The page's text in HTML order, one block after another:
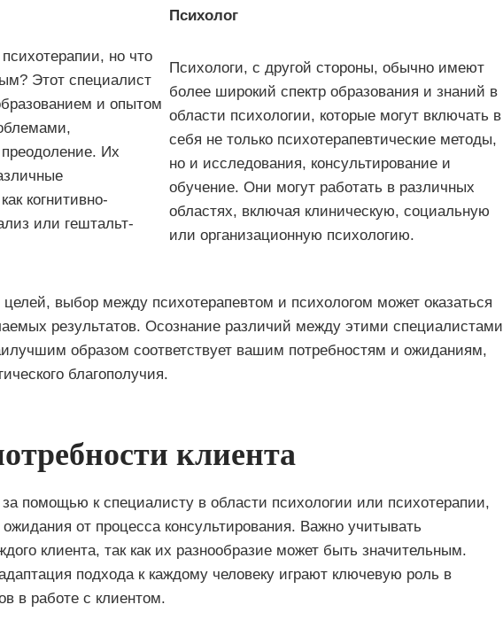
но что
Этот специалист
и опытом
Их
когнитивно-
или гештальт-
Психолог
Психологи, с другой стороны, обычно имеют
более широкий спектр образования и знаний в
области психологии, которые могут включать в
себя не только психотерапевтические методы,
но и исследования, консультирование и
обучение. Они могут работать в различных
областях, включая клиническую, социальную
или организационную психологию.
выбор между психотерапевтом и психологом может оказаться
результатов. Осознание различий между этими специалистами
образом соответствует вашим потребностям и ожиданиям,
благополучия.
клиента
помощью к специалисту в области психологии или психотерапии,
от процесса консультирования. Важно учитывать
клиента, так как их разнообразие может быть значительным.
подхода к каждому человеку играют ключевую роль в
в работе с клиентом.